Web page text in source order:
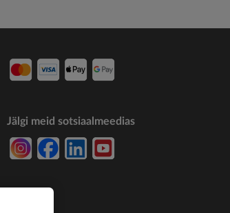
Jälgi meid sotsiaalmeedias